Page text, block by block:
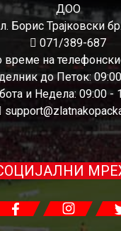
ДОО
Борис Трајковски
071/389-687
време на
до Петок:
и Недела: 09:00 -